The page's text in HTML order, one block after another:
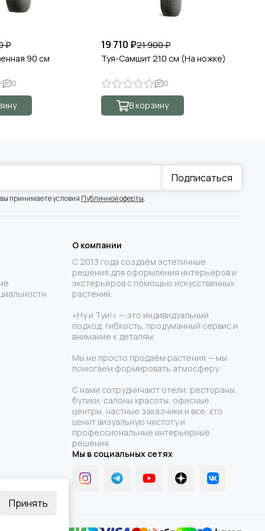
₽
90 см
0
19 710 ₽21 900 ₽
Туя-Самшит 210 см (На ножке)
0
В корзину
Подписаться
принимаете условия Публичной оферты.
О компании
С 2013 года создаём эстетичные
решения для оформления интерьеров и
экстерьеров с помощью искусственных
растений.
«Ну и Туи!» — это индивидуальный
подход, гибкость, продуманный сервис и
внимание к деталям.
Мы не просто продаём растения — мы
помогаем формировать атмосферу.
С нами сотрудничают отели, рестораны,
бутики, салоны красоты, офисные
центры, частные заказчики и все, кто
ценит визуальную чистоту и
профессиональные интерьерные
решения.
Мы в социальных сетях
Принять